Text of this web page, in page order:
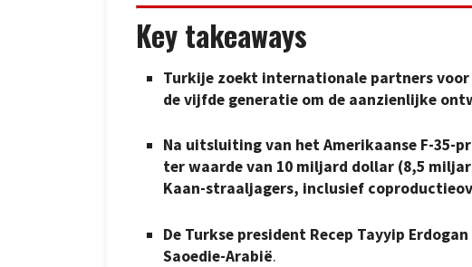
Key takeaways
Turkije zoekt internationale partners
de vijfde generatie om de aanzienlijke
Na uitsluiting van het Amerikaanse F-35-
ter waarde van 10 miljard dollar (8,5
Kaan-straaljagers, inclusief
De Turkse president Recep Tayyip
Saoedie-Arabië.